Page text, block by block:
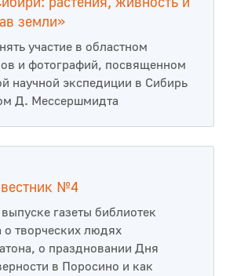
земли»
участие в областном
и фотографий, посвященном
научной экспедиции в Сибирь
Д. Мессершмидта
№4
газеты библиотек
о творческих людях
о праздновании Дня
в Поросино и как